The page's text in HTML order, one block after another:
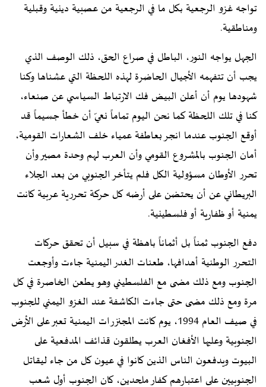
تواجه غزو الرجعية بكل ما في الرجعية من عصبية دينية وقبلية
ومناطقية.
الجهل يواجه النور، الباطل في صراع الحق، ذلك الوصف الذي
يجب أن تتفهمه الأجيال الحاضرة لهذه اللحظة التي عشناها وكنا
شهودها يوم أن أعلن البيض فك الارتباط السياسي عن صنعاء،
كنا في تلك اللحظة كما نحن اليوم تماماً نعيّ أن خطأ جسيماً قد
أوقع الجنوب عندما انجر بعاطفة عمياء خلف الشعارات القومية،
أمان الجنوب بالمشروع القومي وأن العرب لهم وحدة مصير وأن
تحرر الأوطان مسؤولية الكل فلم يتأخر الجنوبي من بعد الجلاء
البريطاني عن أن يحتضن على أرضه كل حركة تحررية عربية كانت
يمنية أو ظفارية أو فلسطينية.
دفع الجنوب ثمناً بل أثماناً باهظة في سبيل أن تحقق حركات
التحرر الوطنية أهدافها، طعنات الغدر اليمنية جاءت وأوجعت
الجنوب ومع ذلك مضى مع الفلسطيني وهو يطعن الخاصرة في كل
مرة ومع ذلك مضى حتى جاءت الكاشفة عند الغزو اليمني للجنوب
في صيف العام 1994، يوم كانت المجنزرات اليمنية تعبر على الأرض
الجنوبية وعليها الأفغان العرب يطلقون قذائف المدفعية على
البيوت ويدفعون الناس الذين كانوا في عيون كل من جاء ليقاتل
الجنوبيين على اعتبارهم كفار ملحدين، كان الجنوب أول شعب